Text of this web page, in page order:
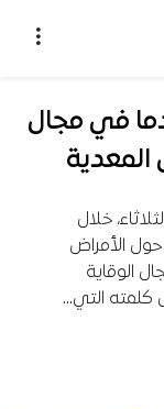
في مجال
المعدية
خلال
الأمراض
الوقاية
كلمته التي…